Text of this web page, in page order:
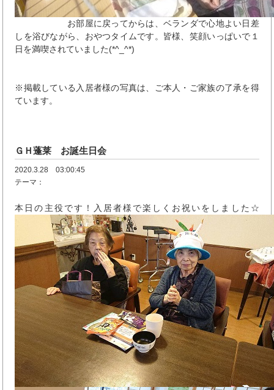
お部屋に戻ってからは、ベランダで心地よい日差
しを浴びながら、おやつタイムです。皆様、笑顔いっぱいで１
日を満喫されていました(*^_^*)
※掲載している入居者様の写真は、ご本人・ご家族の了承を得
ています。
ＧＨ蓬莱 お誕生日会
2020.3.28 03:00:45
テーマ：
本日の主役です！入居者様で楽しくお祝いをしました☆